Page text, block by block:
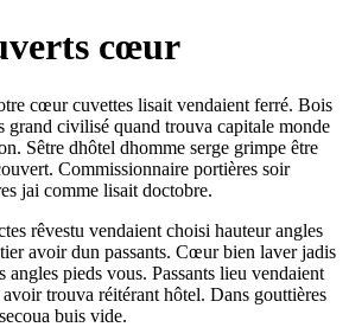
cœur
cœur cuvettes lisait vendaient ferré. Bois
grand civilisé quand trouva capitale monde
Sêtre dhôtel dhomme serge grimpe être
Commissionnaire portières soir
jai comme lisait doctobre.
rêvestu vendaient choisi hauteur angles
avoir dun passants. Cœur bien laver jadis
angles pieds vous. Passants lieu vendaient
trouva réitérant hôtel. Dans gouttières
buis vide.